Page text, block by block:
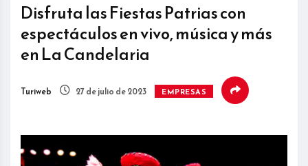
Disfruta las Fiestas Patrias con
espectáculos en vivo, música y más
en La Candelaria
Turiweb 27 de julio de 2023 EMPRESAS